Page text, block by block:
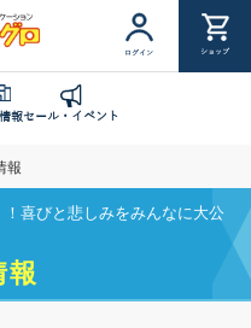
ログイン ショップ
報セール・イベント
報
喜びと悲しみをみんなに大公
報